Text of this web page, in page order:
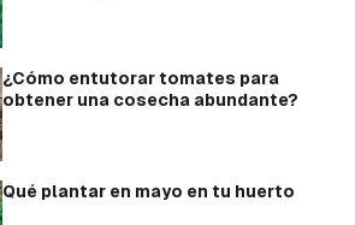
¿Cómo entutorar tomates para
obtener una cosecha abundante?
Qué plantar en mayo en tu huerto